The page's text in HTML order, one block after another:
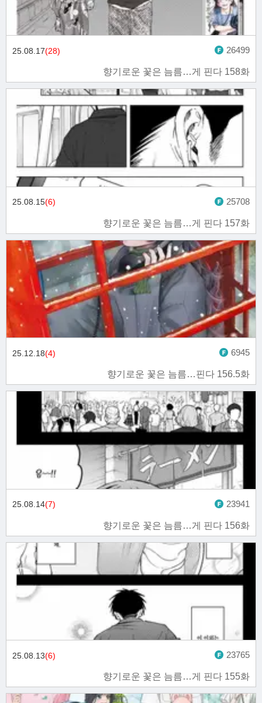
향기로운 꽃은 늠름…게 핀다 158화
25.08.17(28) 26499
향기로운 꽃은 늠름…게 핀다 157화
25.08.15(6) 25708
향기로운 꽃은 늠름…핀다 156.5화
25.12.18(4) 6945
향기로운 꽃은 늠름…게 핀다 156화
25.08.14(7) 23941
향기로운 꽃은 늠름…게 핀다 155화
25.08.13(6) 23765